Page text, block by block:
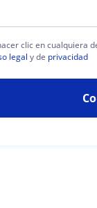
clic en cualquiera
legal y de privacidad